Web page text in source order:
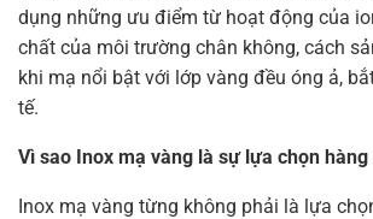
dụng những ưu điểm từ hoạt động của
chất của môi trường chân không, cách
khi mạ nổi bật với lớp vàng đều óng ả,
tế.
Vì sao Inox mạ vàng là sự lựa chọn
Inox mạ vàng từng không phải là lựa